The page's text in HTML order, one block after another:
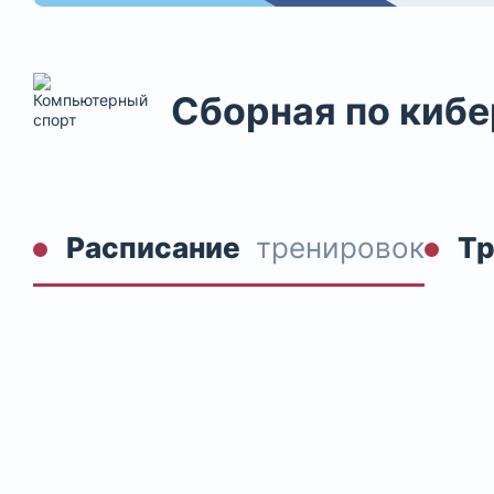
Сборная по
Расписание тренировок